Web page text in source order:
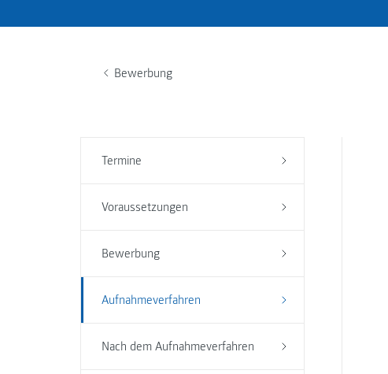
Bewerbung
Termine
Voraussetzungen
Bewerbung
Aufnahmeverfahren
Nach dem Aufnahmeverfahren